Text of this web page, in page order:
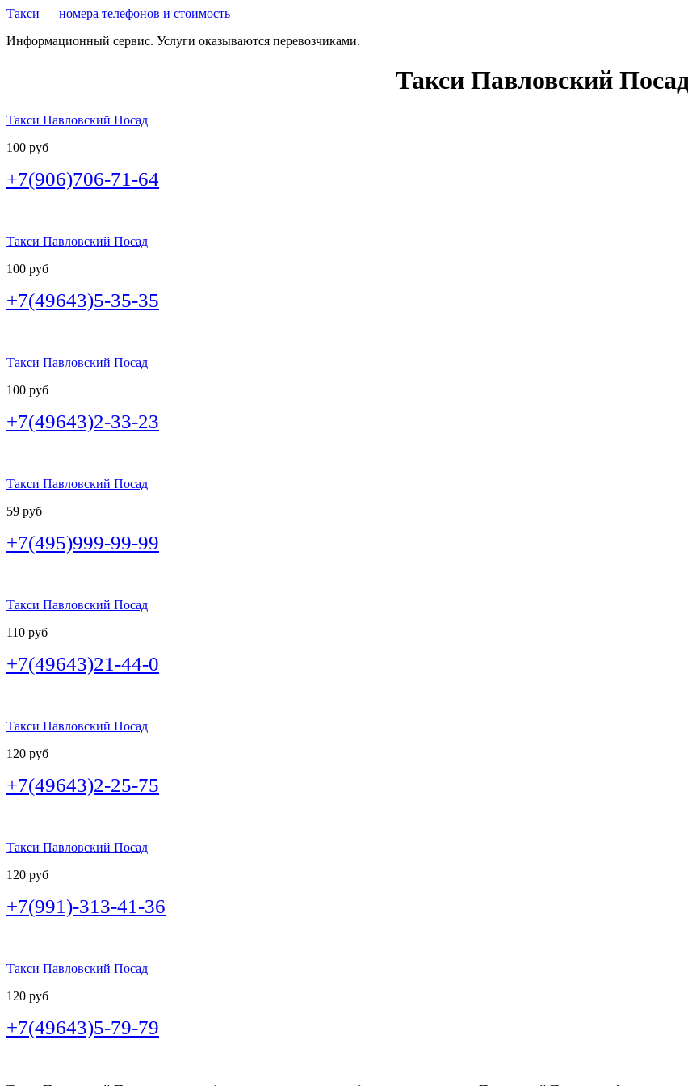
Такси — номера телефонов и стоимость
Информационный сервис. Услуги оказываются перевозчиками.
Такси Павловский
Такси Павловский Посад
100 руб
+7(906)706-71-64
Такси Павловский Посад
100 руб
+7(49643)5-35-35
Такси Павловский Посад
100 руб
+7(49643)2-33-23
Такси Павловский Посад
59 руб
+7(495)999-99-99
Такси Павловский Посад
110 руб
+7(49643)21-44-0
Такси Павловский Посад
120 руб
+7(49643)2-25-75
Такси Павловский Посад
120 руб
+7(991)-313-41-36
Такси Павловский Посад
120 руб
+7(49643)5-79-79